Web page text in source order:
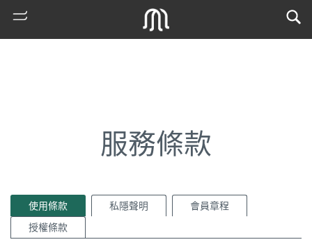
熱
服務條款
使用條款 私隱聲明
會員章程
授權條款